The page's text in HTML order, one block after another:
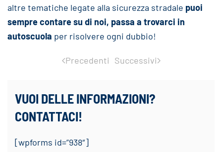
altre tematiche legate alla sicurezza stradale puoi
sempre contare su di noi, passa a trovarci in
autoscuola per risolvere ogni dubbio!
Precedenti Successivi
VUOI DELLE INFORMAZIONI?
CONTATTACI!
[wpforms id=”938″]